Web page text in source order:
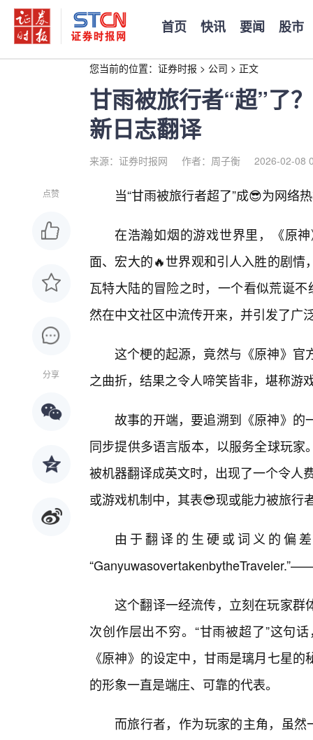
首页 快讯 要闻 股市
您当前的位置： 证券时报 > 公司 > 正文
甘雨被旅行者“超”了
新日志翻译
来源：证券时报网 作者：周子衡 2026-02-08
点赞
分享
当“甘雨被旅行者超了”成😎为网络
在浩瀚如烟的游戏世界里，《原
面、宏大的🔥世界观和引人入胜的剧
瓦特大陆的冒险之时，一个看似荒诞
然在中文社区中流传开来，并引发了广
这个梗的起源，竟然与《原神》官
之曲折，结果之令人啼笑皆非，堪称游
故事的开端，要追溯到《原神》的
同步提供多语言版本，以服务全球玩
被机器翻译成英文时，出现了一个令人
或游戏机制中，其表😎现或能力被旅行
由于翻译的生硬或词义的偏
这个翻译一经流传，立刻在玩家群
次创作层出不穷。“甘雨被超了”这句
《原神》的设定中，甘雨是璃月七星
的形象一直是端庄、可靠的代表。
而旅行者，作为玩家的主角，虽然